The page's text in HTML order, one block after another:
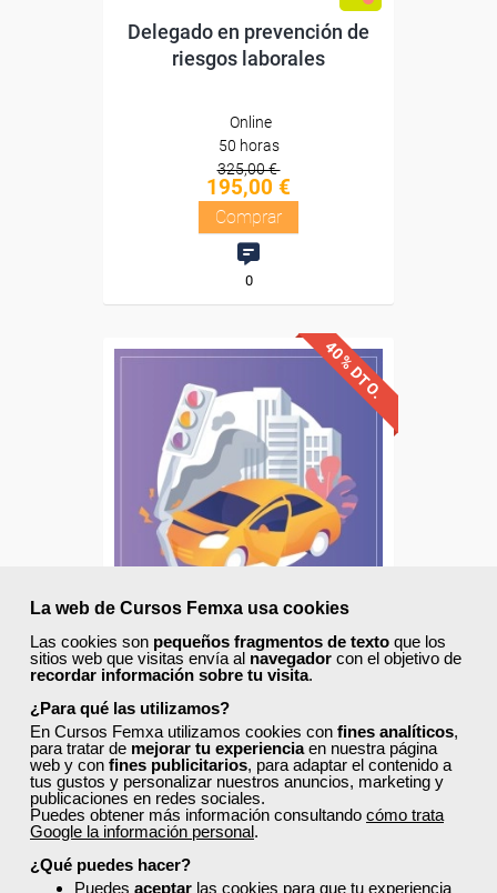
La web de Cursos Femxa usa cookies
Las cookies son pequeños fragmentos de texto que los
sitios web que visitas envía al navegador con el objetivo de
recordar información sobre tu visita.
¿Para qué las utilizamos?
En Cursos Femxa utilizamos cookies con fines analíticos,
para tratar de mejorar tu experienciaen nuestra página
web y con fines publicitarios, para adaptar el contenido a
tus gustos y personalizar nuestros anuncios, marketing y
publicaciones en redes sociales.
Puedes obtener más información consultando cómo trata
Google la información personal.
¿Qué puedes hacer?
Puedes aceptar las cookies para que tu experiencia
Delegado en prevención de
riesgos laborales
Online
50 horas
325,00 €
195,00 €
Comprar
0
40% DTO.
Descuentos especiales
Sin requisitos de acceso
Diploma
Cursos Femxa
Prevención de accidentes en
la conducción
Online
40 horas
300,00 €
180,00 €